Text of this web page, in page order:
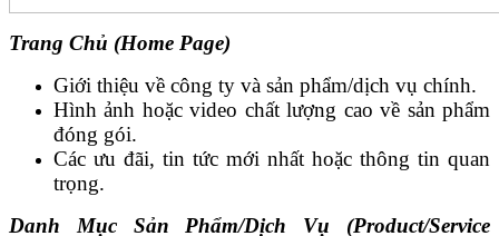
Trang Chủ (Home Page)
Giới thiệu về công ty và sản phẩm/dịch vụ chính.
Hình ảnh hoặc video chất lượng cao về sản phẩm
đóng gói.
Các ưu đãi, tin tức mới nhất hoặc thông tin quan
trọng.
Danh Mục Sản Phẩm/Dịch Vụ (Product/Service